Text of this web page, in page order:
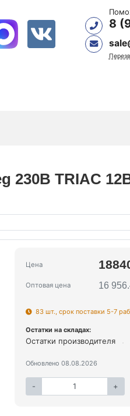
8
230В TRIAC
Цена
Оптовая цена 16
83 шт., срок поставки 5-7
Остатки на складах:
Остатки производителя
Обновлено 08.08.2026
- +